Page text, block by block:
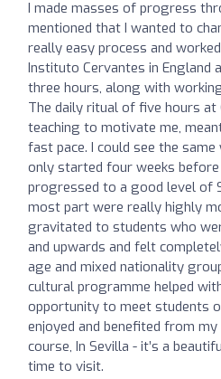
I made masses of progress
mentioned that I wanted to
really easy process and
Instituto Cervantes in England
three hours, along with
The daily ritual of five hours at
teaching to motivate me,
fast pace. I could see the
only started four weeks
progressed to a good level of
most part were really highly
gravitated to students who
and upwards and felt
age and mixed nationality
cultural programme helped
opportunity to meet students
enjoyed and benefited from my
course, In Sevilla - it’s a
time to visit.